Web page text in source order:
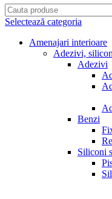
Selectează categoria
Amenajari interioare
Adezivi,
Adezivi
Benzi
Siliconi